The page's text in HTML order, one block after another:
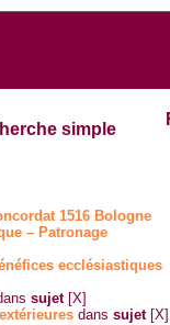
simple
1516 Bologne
– Patronage
ecclésiastiques
sujet [X]
danssujet [X]